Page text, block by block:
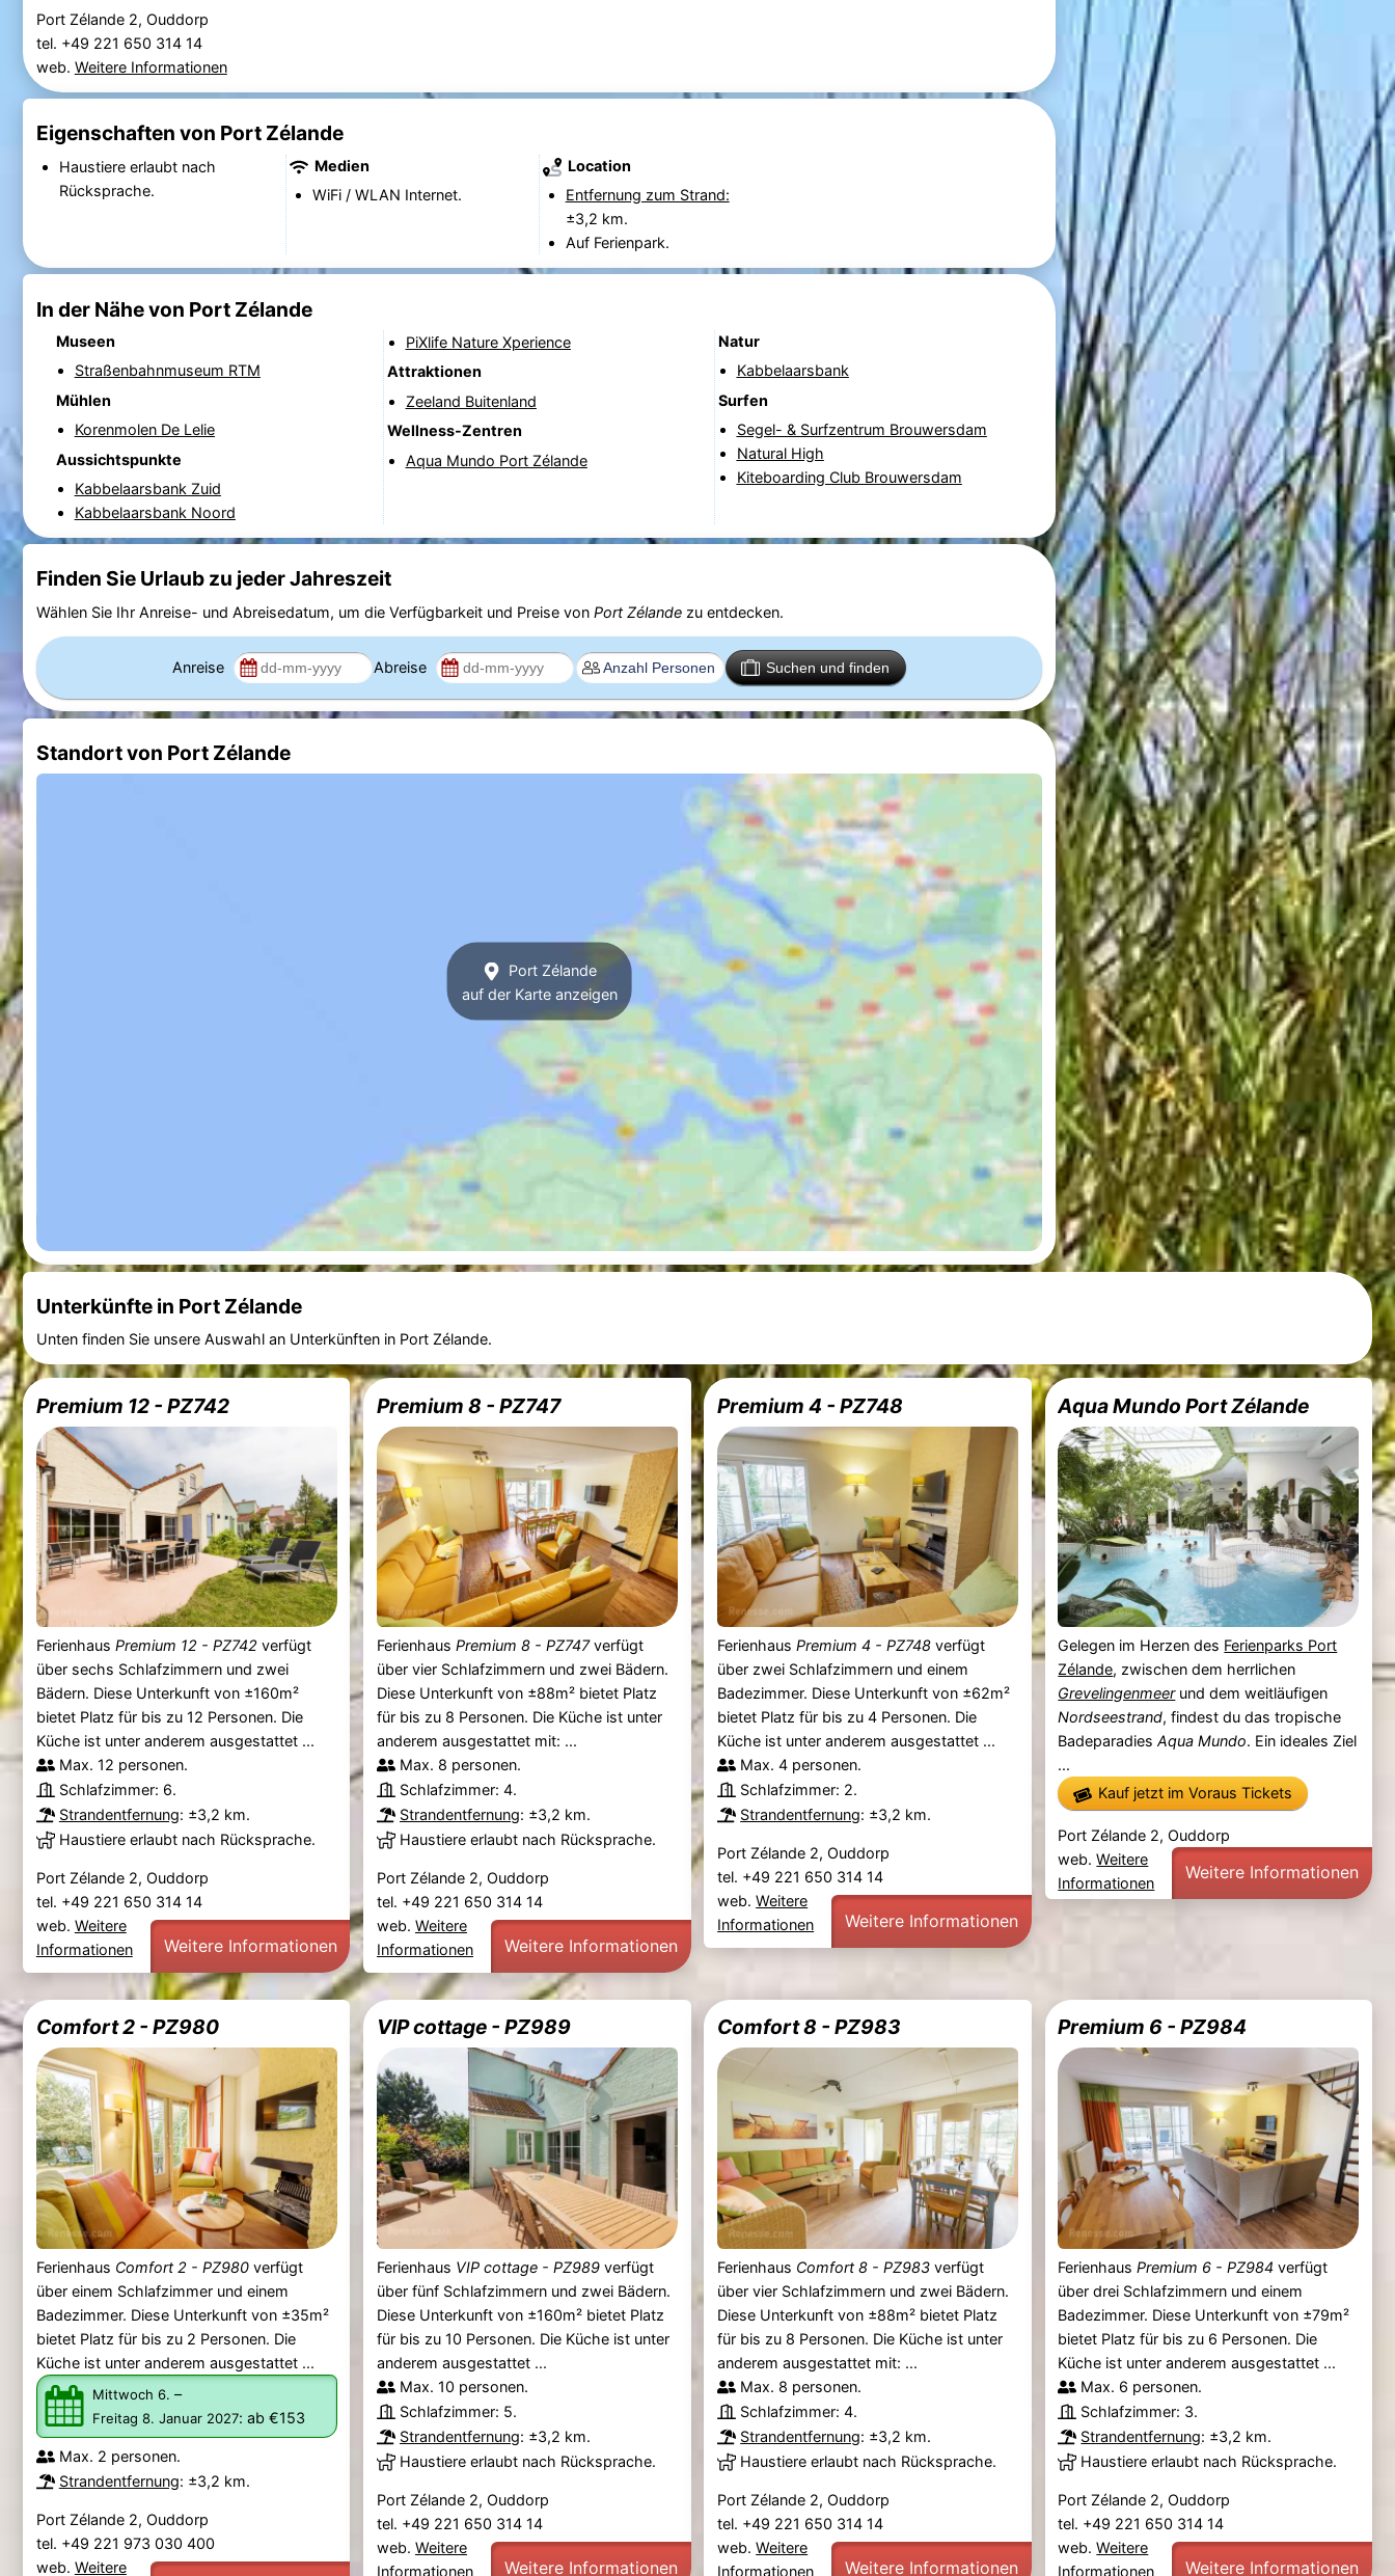
Port Zélande 2, Ouddorp
tel. +49 221 650 314 14
web. Weitere Informationen
Eigenschaften von Port Zélande
Haustiere erlaubt nach
Rücksprache.
Medien
WiFi / WLAN Internet.
Location
Entfernung zum Strand:
±3,2 km.
Auf Ferienpark.
In der Nähe von Port Zélande
Museen
Straßenbahnmuseum RTM
Mühlen
Korenmolen De Lelie
Aussichtspunkte
Kabbelaarsbank Zuid
Kabbelaarsbank Noord
PiXlife Nature Xperience
Attraktionen
Zeeland Buitenland
Wellness-Zentren
Aqua Mundo Port Zélande
Natur
Kabbelaarsbank
Surfen
Segel- & Surfzentrum Brouwersdam
Natural High
Kiteboarding Club Brouwersdam
Finden Sie Urlaub zu jeder Jahreszeit
Wählen Sie Ihr Anreise- und Abreisedatum, um die Verfügbarkeit und Preise von Port Zélandezu entdecken.
Anreise Abreise Suchen und finden
Standort von Port Zélande
Port Zélande
auf der Karte anzeigen
Unterkünfte in Port Zélande
Unten finden Sie unsere Auswahl an Unterkünften in Port Zélande.
Premium 12 - PZ742
Ferienhaus Premium 12 - PZ742 verfügt
über sechs Schlafzimmern und zwei
Bädern. Diese Unterkunft von ±160m²
bietet Platz für bis zu 12 Personen. Die
Küche ist unter anderem ausgestattet ...
Max. 12 personen.
Schlafzimmer: 6.
Strandentfernung: ±3,2 km.
Haustiere erlaubt nach Rücksprache.
Port Zélande 2, Ouddorp
tel. +49 221 650 314 14
web. Weitere
Informationen
Weitere Informationen
Premium 8 - PZ747
Ferienhaus Premium 8 - PZ747verfügt
über vier Schlafzimmern und zwei Bädern.
Diese Unterkunft von ±88m² bietet Platz
für bis zu 8 Personen. Die Küche ist unter
anderem ausgestattet mit: ...
Max. 8 personen.
Schlafzimmer: 4.
Strandentfernung: ±3,2 km.
Haustiere erlaubt nach Rücksprache.
Port Zélande 2, Ouddorp
tel. +49 221 650 314 14
web. Weitere
Informationen
Weitere Informationen
Premium 4 - PZ748
FerienhausPremium 4 - PZ748 verfügt
über zwei Schlafzimmern und einem
Badezimmer. Diese Unterkunft von ±62m²
bietet Platz für bis zu 4 Personen. Die
Küche ist unter anderem ausgestattet ...
Max. 4 personen.
Schlafzimmer: 2.
Strandentfernung: ±3,2 km.
Port Zélande 2, Ouddorp
tel. +49 221 650 314 14
web.Weitere
Informationen
Weitere Informationen
Aqua Mundo Port Zélande
Gelegen im Herzen des Ferienparks Port
Zélande, zwischen dem herrlichen
Grevelingenmeerund dem weitläufigen
Nordseestrand, findest du das tropische
BadeparadiesAqua Mundo. Ein ideales Ziel
...
Kauf jetzt im Voraus Tickets
Port Zélande 2, Ouddorp
web.Weitere
Informationen
Weitere Informationen
Comfort 2 - PZ980
Ferienhaus Comfort 2 - PZ980verfügt
über einem Schlafzimmer und einem
Badezimmer. Diese Unterkunft von ±35m²
bietet Platz für bis zu 2 Personen. Die
Küche ist unter anderem ausgestattet ...
Mittwoch 6. –
Freitag 8. Januar 2027: ab €153
Max. 2 personen.
Strandentfernung: ±3,2 km.
Port Zélande 2, Ouddorp
tel. +49 221 973 030 400
web. Weitere
VIP cottage - PZ989
Ferienhaus VIP cottage - PZ989verfügt
über fünf Schlafzimmern und zwei Bädern.
Diese Unterkunft von ±160m² bietet Platz
für bis zu 10 Personen. Die Küche ist unter
anderem ausgestattet ...
Max. 10 personen.
Schlafzimmer: 5.
Strandentfernung: ±3,2 km.
Haustiere erlaubt nach Rücksprache.
Port Zélande 2, Ouddorp
tel. +49 221 650 314 14
web. Weitere
Informationen
Weitere Informationen
Comfort 8 - PZ983
Ferienhaus Comfort 8 - PZ983 verfügt
über vier Schlafzimmern und zwei Bädern.
Diese Unterkunft von ±88m² bietet Platz
für bis zu 8 Personen. Die Küche ist unter
anderem ausgestattet mit: ...
Max. 8 personen.
Schlafzimmer: 4.
Strandentfernung: ±3,2 km.
Haustiere erlaubt nach Rücksprache.
Port Zélande 2, Ouddorp
tel. +49 221 650 314 14
web.Weitere
Informationen
Weitere Informationen
Premium 6 - PZ984
FerienhausPremium 6 - PZ984 verfügt
über drei Schlafzimmern und einem
Badezimmer. Diese Unterkunft von ±79m²
bietet Platz für bis zu 6 Personen. Die
Küche ist unter anderem ausgestattet ...
Max. 6 personen.
Schlafzimmer: 3.
Strandentfernung: ±3,2 km.
Haustiere erlaubt nach Rücksprache.
Port Zélande 2, Ouddorp
tel. +49 221 650 314 14
web.Weitere
Informationen
Weitere Informationen